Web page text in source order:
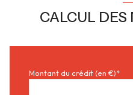
CALCUL DES
Montant du crédit (en €)*